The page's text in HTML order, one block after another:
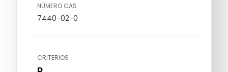
NÚMERO CAS
7440-02-0
CRITERIOS